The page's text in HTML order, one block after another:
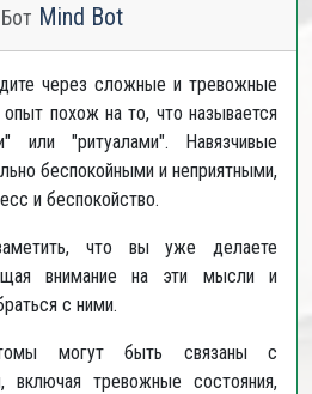
Mind Bot
через сложные и тревожные
похож на то, что называется
или "ритуалами". Навязчивые
беспокойными и неприятными,
и беспокойство.
что вы уже делаете
внимание на эти мысли и
с ними.
могут быть связаны с
включая тревожные состояния,